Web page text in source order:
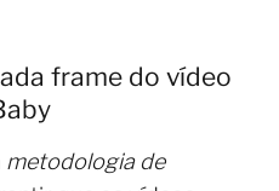
frame do vídeo
metodologia de